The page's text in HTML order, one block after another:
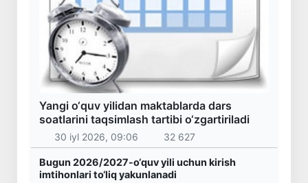
Yangi o‘quv yilidan maktablarda dars
soatlarini taqsimlash tartibi o‘zgartiriladi
30 iyl 2026, 09:06 32 627
Bugun 2026/2027-o‘quv yili uchun kirish
imtihonlari to‘liq yakunlanadi